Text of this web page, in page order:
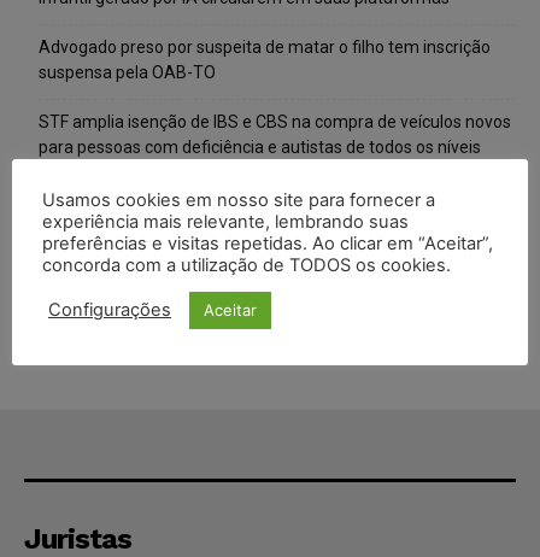
Advogado preso por suspeita de matar o filho tem inscrição
suspensa pela OAB-TO
STF amplia isenção de IBS e CBS na compra de veículos novos
para pessoas com deficiência e autistas de todos os níveis
Justiça do Trabalho mantém justa causa de empregado que
vendia canetas emagrecedoras no local de trabalho
Justiça de SP decreta prisão de suspeito investigado na morte
Juristas
Usamos cookies em nosso site para fornecer a
experiência mais relevante, lembrando suas
preferências e visitas repetidas. Ao clicar em “Aceitar”,
concorda com a utilização de TODOS os cookies.
Configurações Aceitar